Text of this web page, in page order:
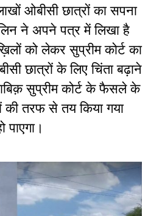
ओबीसी छात्रों का सपना
ने अपने पत्र में लिखा है
को लेकर सुप्रीम कोर्ट का
छात्रों के लिए चिंता बढ़ाने
सुप्रीम कोर्ट के फैसले के
की तरफ से तय किया गया
पाएगा।